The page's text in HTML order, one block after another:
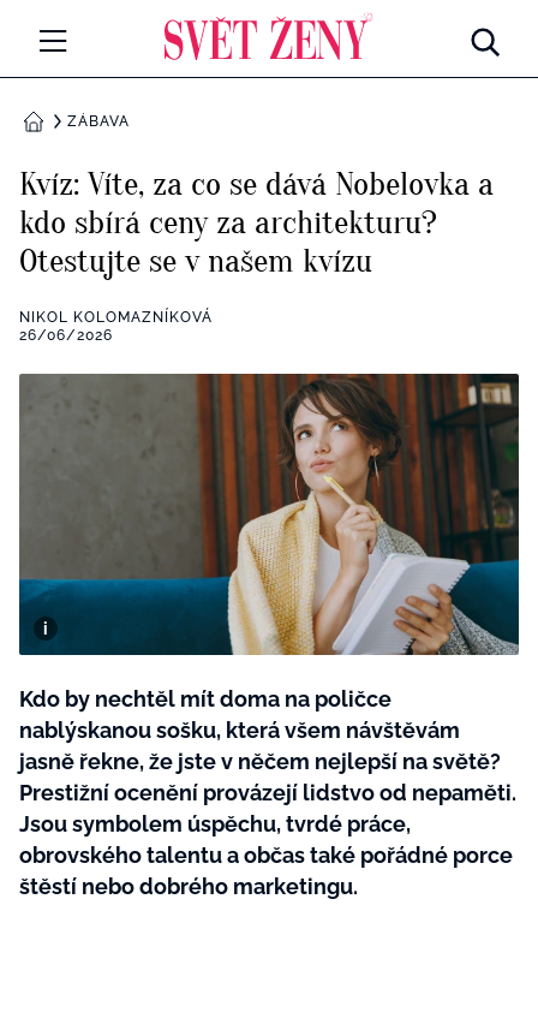
Všechny kategorie
Rozhovory
RETROHUBKY
Všechny kategorie
Seberozvoj
Rady a tipy
BurdaMedia
Extra
SVĚT ŽENY - 599 KČ
ROČNÍ PŘEDPLATNÉ SVĚT ŽENY +
DOMŮZÁBAVA
Kvíz: Víte, za co se dává Nobelovka a
kdo sbírá ceny za architekturu?
Otestujte se v našem kvízu
NIKOL KOLOMAZNÍKOVÁ
26/06/2026
Kdo by nechtěl mít doma na poličce
nablýskanou sošku, která všem návštěvám
jasně řekne, že jste v něčem nejlepší na světě?
Prestižní ocenění provázejí lidstvo od nepaměti.
Jsou symbolem úspěchu, tvrdé práce,
obrovského talentu a občas také pořádné porce
štěstí nebo dobrého marketingu.